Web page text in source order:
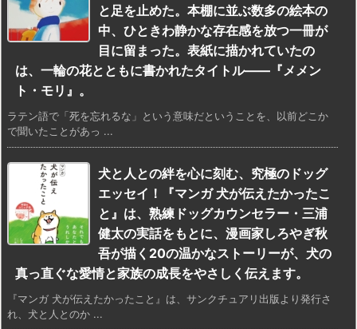
と足を止めた。本棚に並ぶ数多の絵本の
中、ひときわ静かな存在感を放つ一冊が
目に留まった。表紙に描かれていたの
は、一輪の花とともに書かれたタイトル——『メメン
ト・モリ』。
ラテン語で「死を忘れるな」という意味だということを、以前どこか
で聞いたことがあっ ...
犬と人との絆を心に刻む、究極のドッグ
エッセイ！『マンガ 犬が伝えたかったこ
と』は、熟練ドッグカウンセラー・三浦
健太の実話をもとに、漫画家しろやぎ秋
吾が描く20の温かなストーリーが、犬の
真っ直ぐな愛情と家族の成長をやさしく伝えます。
『マンガ 犬が伝えたかったこと』は、サンクチュアリ出版より発行さ
れ、犬と人とのか ...